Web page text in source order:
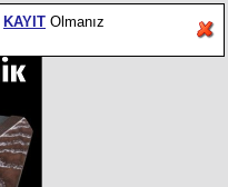
KAYIT Olmanız